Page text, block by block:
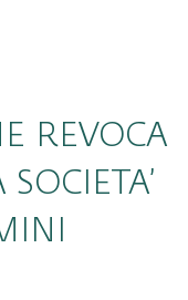
REVOCA